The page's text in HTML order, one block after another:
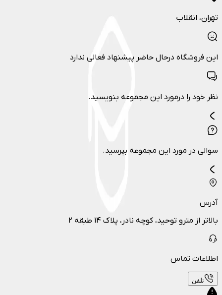
تهران، انقلاب
این فروشگاه درحال حاضر پیشنهاد فعالی ندارد
نظر خود را درمورد این مجموعه بنویسید.
سوالی در مورد این مجموعه بپرسید.
آدرس
بالاتر از مترو توحید، کوچه نادر، پلاک ۱۴ طبقه ۲
اطلاعات تماس
تلفن